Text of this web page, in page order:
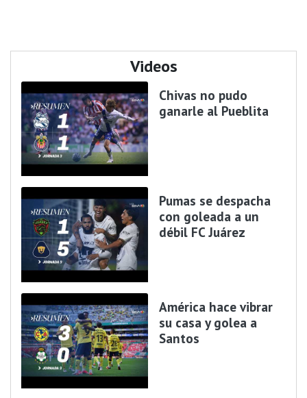
Videos
Chivas no pudo
ganarle al Pueblita
Pumas se despacha
con goleada a un
débil FC Juárez
América hace vibrar
su casa y golea a
Santos